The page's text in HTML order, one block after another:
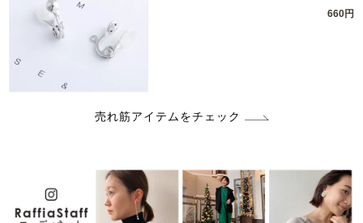
660円
売れ筋アイテムをチェック